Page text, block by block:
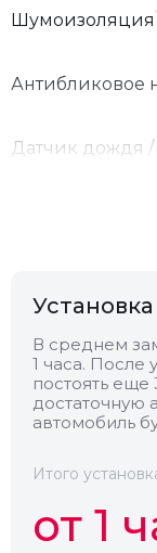
Шумоизоляция
Антибликовое
Датчик дождя /
Обогрев
Камера
Установка
В среднем
1 часа. После
постоять еще
достаточную
автомобиль
Итого
от 1